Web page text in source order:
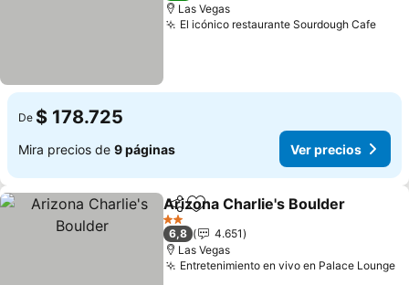
Las Vegas
El icónico restaurante Sourdough CafeVer
De $ 178.725
Mira precios de 9 páginas Ver precios
CompartirAgregar a favoritos
Arizona Charlie's Boulder
2 Estrellas
6,8
4.651
Las Vegas
Entretenimiento en vivo en Palace Lounge